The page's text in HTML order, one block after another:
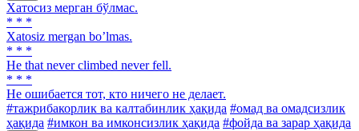
Хатосиз мерган бўлмас.
* * *
Xatosiz mergan boʼlmas.
* * *
He that never climbed never fell.
* * *
He ошибается тот, кто ничего не делает.
#тажрибакорлик ва калтабинлик ҳақида #омад ва омадсизлик
ҳақида #имкон ва имконсизлик ҳақида #фойда ва зарар ҳақида